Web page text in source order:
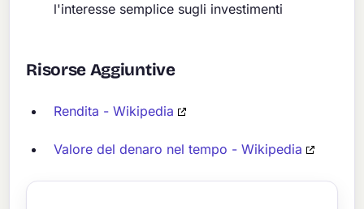
l'interesse semplice sugli investimenti
Risorse Aggiuntive
Rendita - Wikipedia
Valore del denaro nel tempo - Wikipedia